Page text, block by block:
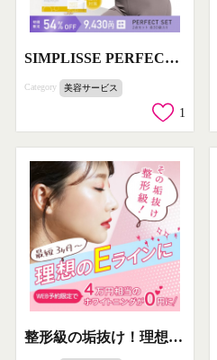
SIMPLISSE PERFECT SET 大人女性向けダイエットサポート
Category 美容サービス
1
整形級の垢抜け！理想のEラインを目指す美容施術